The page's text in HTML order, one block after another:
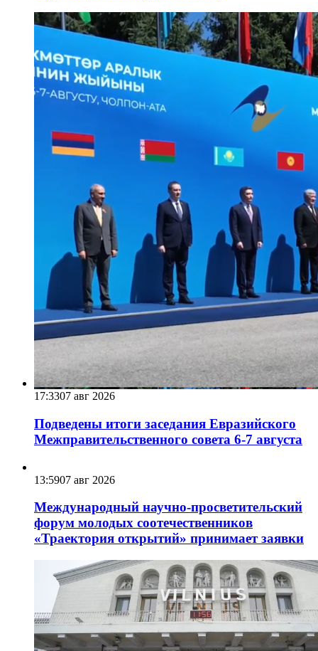
17:3307 авг 2026
Подведены итоги заседания Евразийского
Межправительственного совета 6-7 августа
13:5907 авг 2026
Международный научно-просветительский
форум молодых соотечественников
«Траектория открытий» принимает заявки